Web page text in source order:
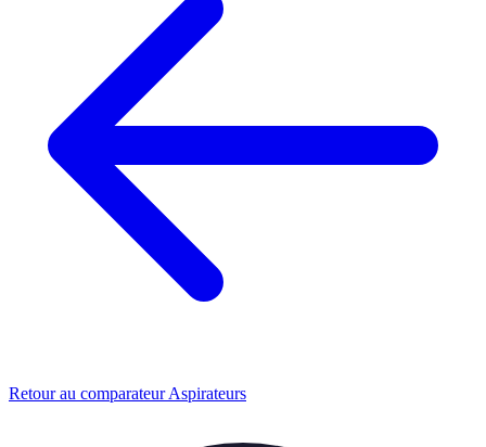
Retour au comparateur Aspirateurs